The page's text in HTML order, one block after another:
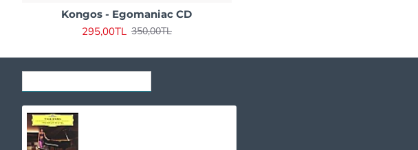
Kongos - Egomaniac CD
295,00TL 350,00TL